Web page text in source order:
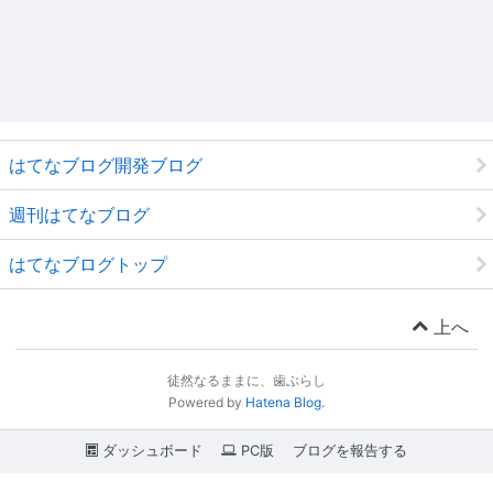
はてなブログ開発ブログ
週刊はてなブログ
はてなブログトップ
上へ
徒然なるままに、歯ぶらし
Powered by Hatena Blog.
ダッシュボード PC版 ブログを報告する